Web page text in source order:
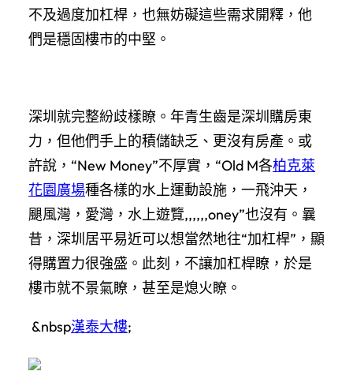
不及過度加杠桿，也無妨礙這些需求開釋，他
們是穩固樓市的中堅。
深圳就完整紛歧樣瞭。年青生齒是深圳購房東
力，但他們手上的積儲缺乏、更沒有房產。或
許說，“New Money”不厚實，“Old M各柏克萊
花園廣場種各樣的水上運動設施，一飛沖天，
颶風灣，愛灣，水上遊覽,,,,,,oney”也沒有。曩
昔，深圳居平易近可以想當然地往“加杠桿”，顯
得購置力很強盛。此刻，不讓加杠桿瞭，於是
樓市就不景氣瞭，甚至是熄火瞭。
&nbsp漢泰大樓;